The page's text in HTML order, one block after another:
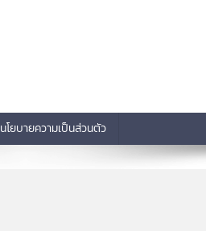
นโยบายความเป็นส่วนตัว